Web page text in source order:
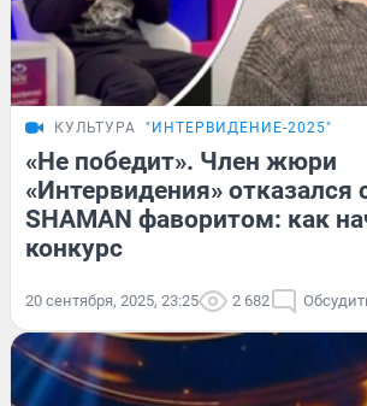
КУЛЬТУРА "ИНТЕРВИДЕНИЕ-2025"
«Не победит». Член жюри
«Интервидения» отказался
SHAMAN фаворитом: как
конкурс
20 сентября, 2025, 23:25 2 682